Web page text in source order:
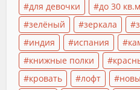
для девочки
до 30
зелёный
зеркала
индия
испания
книжные полки
кровать
лофт